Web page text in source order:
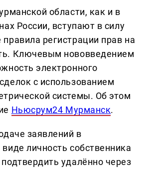
области, как и в
России, вступают в силу
регистрации прав на
Ключевым нововведением
электронного
с использованием
системы. Об этом
Ньюсрум24 Мурманск.
заявлений в
личность собственника
удалённо через